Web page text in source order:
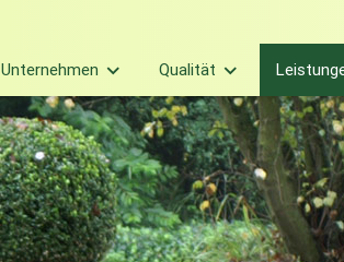
Unternehmen Qualität